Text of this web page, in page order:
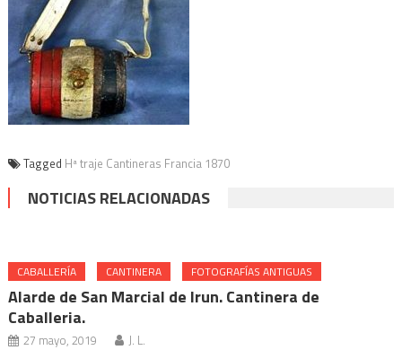
Tagged Hª traje Cantineras Francia 1870
NOTICIAS RELACIONADAS
CABALLERÍA CANTINERA FOTOGRAFÍAS ANTIGUAS
Alarde de San Marcial de Irun. Cantinera de
Caballeria.
27 mayo, 2019 J. L.